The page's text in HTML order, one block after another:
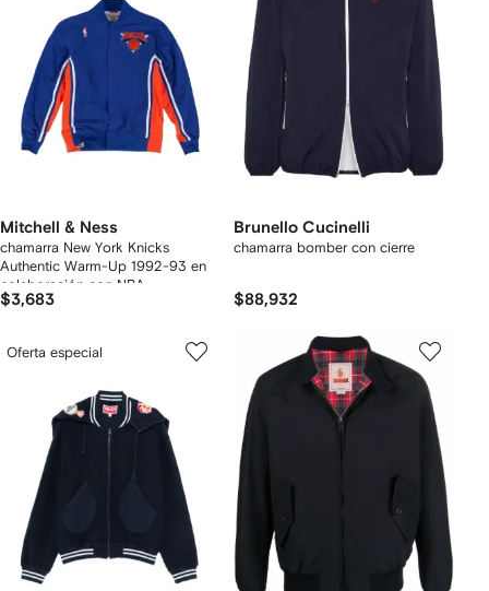
Mitchell & Ness
chamarra New York Knicks
Authentic Warm-Up 1992-93 en
colaboración con NBA
$3,683
Brunello Cucinelli
chamarra bomber con cierre
$88,932
Oferta especial